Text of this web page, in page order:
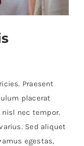
Praesent
placerat
nec tempor.
Sed aliquet
egestas,